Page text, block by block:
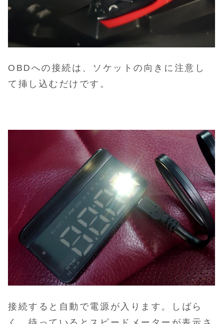
OBDへの接続は、ソケットの向きに注意し
て挿し込むだけです。
接続すると自動で電源が入ります。
しばら